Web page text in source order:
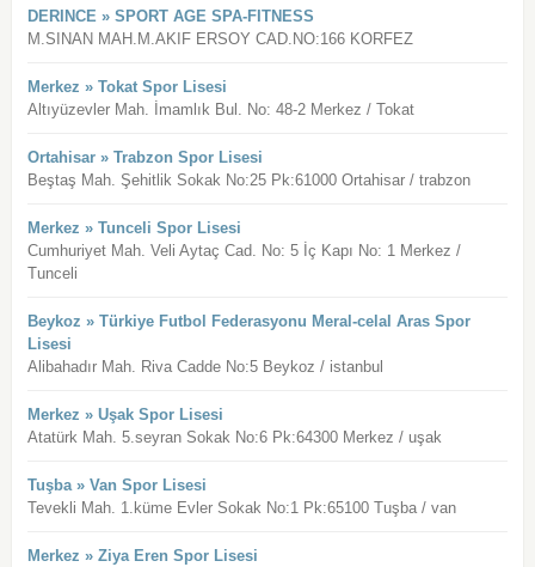
DERINCE » SPORT AGE SPA-FITNESS
M.SINAN MAH.M.AKIF ERSOY CAD.NO:166 KORFEZ
Merkez » Tokat Spor Lisesi
Altıyüzevler Mah. İmamlık Bul. No: 48-2 Merkez / Tokat
Ortahisar » Trabzon Spor Lisesi
Beştaş Mah. Şehitlik Sokak No:25 Pk:61000 Ortahisar / trabzon
Merkez » Tunceli Spor Lisesi
Cumhuriyet Mah. Veli Aytaç Cad. No: 5 İç Kapı No: 1 Merkez /
Tunceli
Beykoz » Türkiye Futbol Federasyonu Meral-celal Aras Spor
Lisesi
Alibahadır Mah. Riva Cadde No:5 Beykoz / istanbul
Merkez » Uşak Spor Lisesi
Atatürk Mah. 5.seyran Sokak No:6 Pk:64300 Merkez / uşak
Tuşba » Van Spor Lisesi
Tevekli Mah. 1.küme Evler Sokak No:1 Pk:65100 Tuşba / van
Merkez » Ziya Eren Spor Lisesi